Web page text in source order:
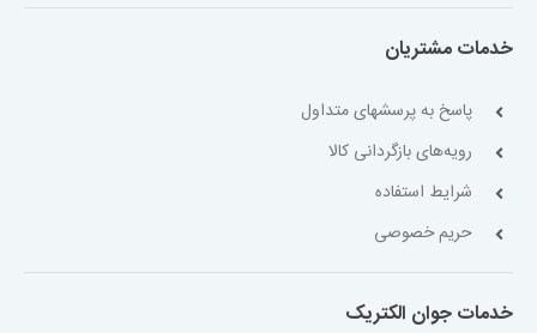
خدمات مشتریان
پاسخ به پرسشهای متداول
رویه‌های بازگردانی کالا
شرایط استفاده
حریم خصوصی
خدمات جوان الکتریک